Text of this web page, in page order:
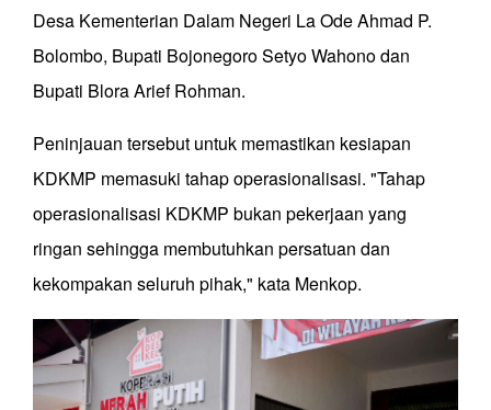
Desa Kementerian Dalam Negeri La Ode Ahmad P.
Bolombo, Bupati Bojonegoro Setyo Wahono dan
Bupati Blora Arief Rohman.
Peninjauan tersebut untuk memastikan kesiapan
KDKMP memasuki tahap operasionalisasi. "Tahap
operasionalisasi KDKMP bukan pekerjaan yang
ringan sehingga membutuhkan persatuan dan
kekompakan seluruh pihak," kata Menkop.